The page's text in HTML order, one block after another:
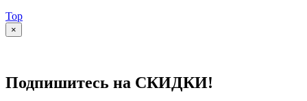
Top
×
Подпишитесь на СКИДКИ!